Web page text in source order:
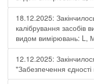
18.12.2025:
калібрування засобів
видом вимірювань: L,
12.12.2025:
"Забезпечення